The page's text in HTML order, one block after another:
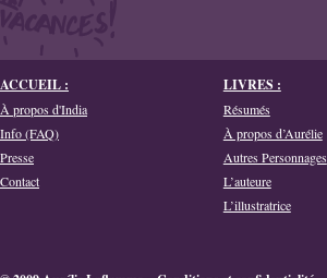
ACCUEIL :
À propos d'India
Info (FAQ)
Presse
Contact
LIVRES :
Résumés
À propos d’Aurélie
Autres Personnages
L’auteure
L’illustratrice